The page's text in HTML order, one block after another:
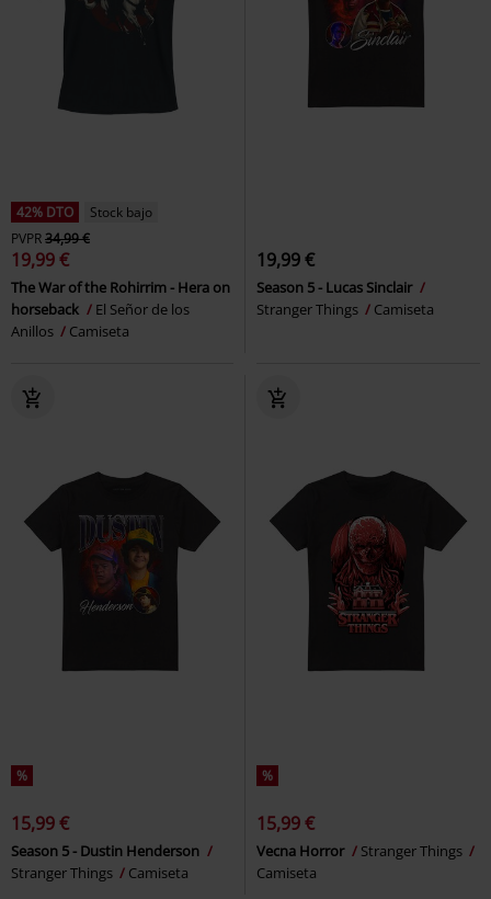
42% DTO
Stock bajo
PVPR34,99 €
19,99 €
The War of the Rohirrim - Hera on
horseback
El Señor de los
Anillos
Camiseta
19,99 €
Season 5 - Lucas Sinclair
Stranger Things
Camiseta
%
15,99 €
Season 5 - Dustin Henderson
Stranger Things
Camiseta
%
15,99 €
Vecna Horror
Stranger Things
Camiseta